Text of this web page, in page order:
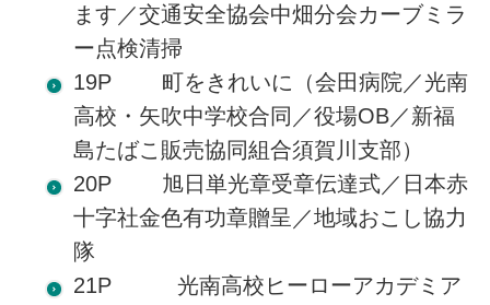
ます／交通安全協会中畑分会カーブミラ
ー点検清掃
19P 町をきれいに（会田病院／光南
高校・矢吹中学校合同／役場OB／新福
島たばこ販売協同組合須賀川支部）
20P 旭日単光章受章伝達式／日本赤
十字社金色有功章贈呈／地域おこし協力
隊
21P 光南高校ヒーローアカデミア